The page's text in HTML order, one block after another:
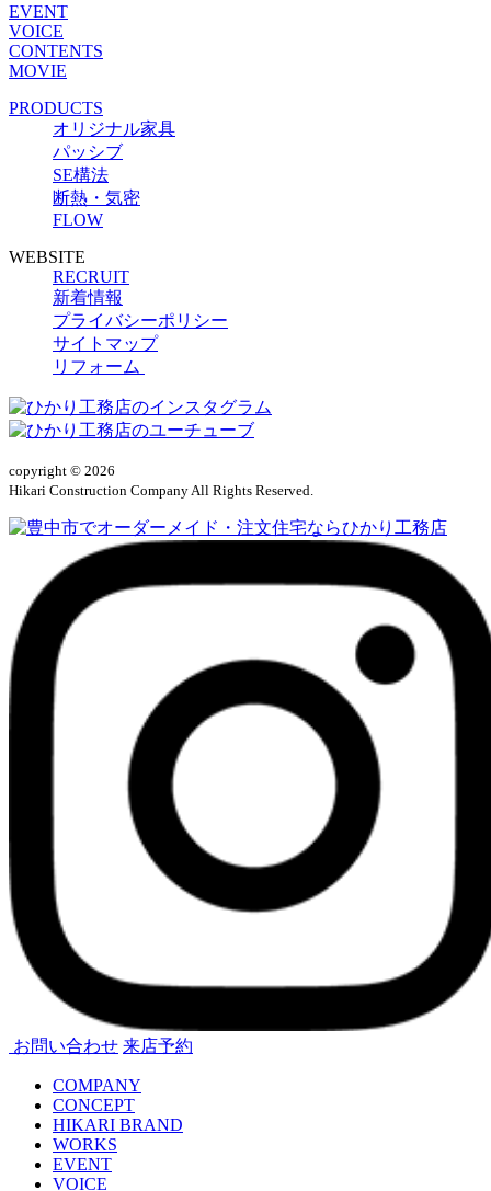
EVENT
VOICE
CONTENTS
MOVIE
PRODUCTS
オリジナル家具
パッシブ
SE構法
断熱・気密
FLOW
WEBSITE
RECRUIT
新着情報
プライバシーポリシー
サイトマップ
リフォーム
copyright © 2026
Hikari Construction Company All Rights Reserved.
お問い合わせ 来店予約
COMPANY
CONCEPT
HIKARI BRAND
WORKS
EVENT
VOICE